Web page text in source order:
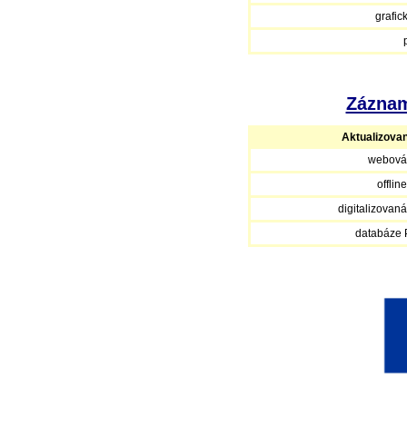
databáze